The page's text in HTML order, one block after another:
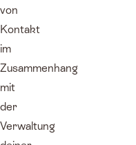
von
Kontakt
im
Zusammenhang
mit
der
Verwaltung